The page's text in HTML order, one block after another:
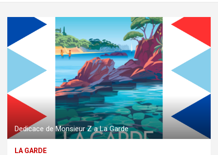
Dedicace de Monsieur Z a La Garde
LA GARDE